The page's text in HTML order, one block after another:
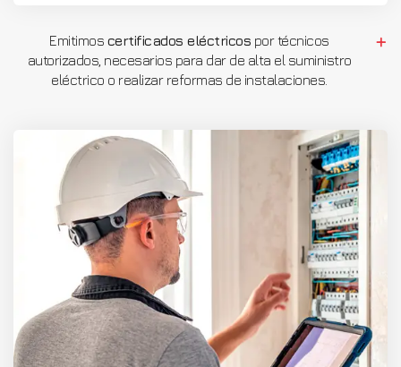
Emitimos certificados eléctricos por técnicos
autorizados, necesarios para dar de alta el suministro
eléctrico o realizar reformas de instalaciones.